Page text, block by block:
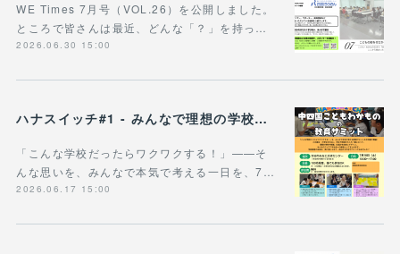
WE Times 7月号（VOL.26）を公開しました。
ところで皆さんは最近、どんな「？」を持っ…
2026.06.30 15:00
ハナスイッチ#1 - みんなで理想の学校や学びの未来を考える新企画、スタート！
「こんな学校だったらワクワクする！」——そ
んな思いを、みんなで本気で考える一日を、7…
2026.06.17 15:00